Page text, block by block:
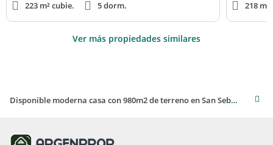
223 m² cubie. 5 dorm. 218
Ver más propiedades similares
Disponible moderna casa con 980m2 de terreno en San Sebastian